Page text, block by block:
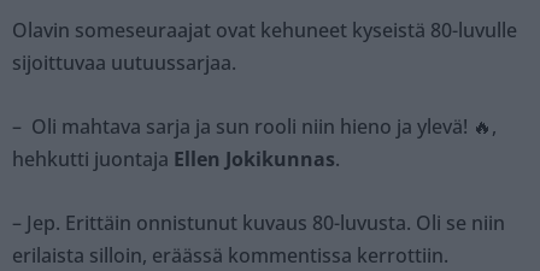
Olavin someseuraajat ovat kehuneet kyseistä 80-luvulle
sijoittuvaa uutuussarjaa.
– Oli mahtava sarja ja sun rooli niin hieno ja ylevä! 🔥,
hehkutti juontaja Ellen Jokikunnas.
– Jep. Erittäin onnistunut kuvaus 80-luvusta. Oli se niin
erilaista silloin, eräässä kommentissa kerrottiin.